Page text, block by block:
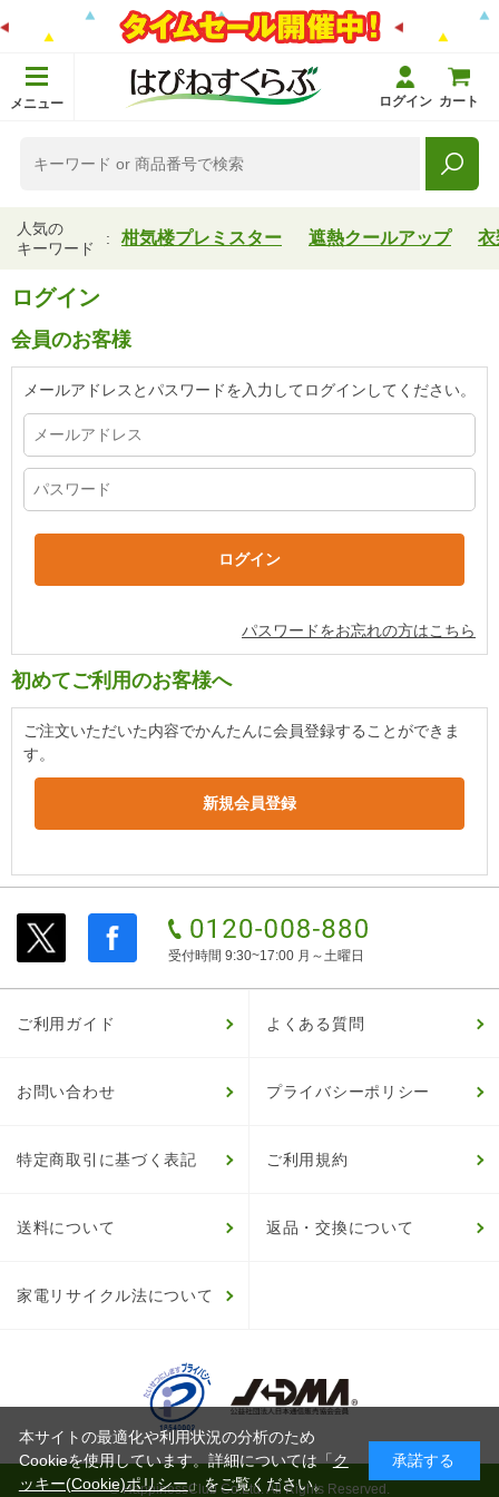
メニュー ログイン カート
人気の
キーワード
柑気楼プレミスター 遮熱クールアップ 衣
ログイン
会員のお客様
メールアドレスとパスワードを入力してログインしてください。
パスワードをお忘れの方はこちら
初めてご利用のお客様へ
ご注文いただいた内容でかんたんに会員登録することができま
す。
受付時間 9:30~17:00 月～土曜日
ご利用ガイド よくある質問
お問い合わせ プライバシーポリシー
特定商取引に基づく表記 ご利用規約
送料について 返品・交換について
家電リサイクル法について
© HappinessClub Co.Ltd. All Rights Reserved.
本サイトの最適化や利用状況の分析のため
Cookieを使用しています。詳細については「ク
ッキー(Cookie)ポリシー」をご覧ください。
承諾する